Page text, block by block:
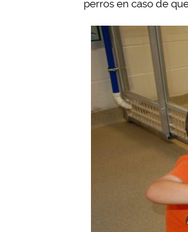
perros en caso de